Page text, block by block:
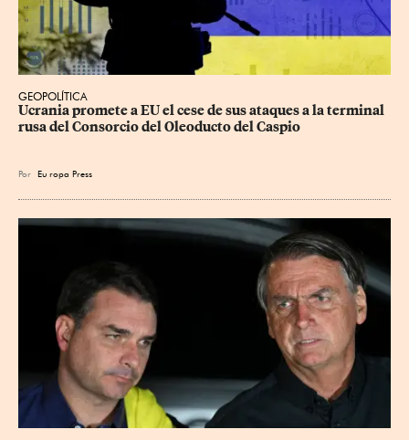
GEOPOLÍTICA
Ucrania promete a EU el cese de sus ataques a la terminal
rusa del Consorcio del Oleoducto del Caspio
Por Eu ropa Press